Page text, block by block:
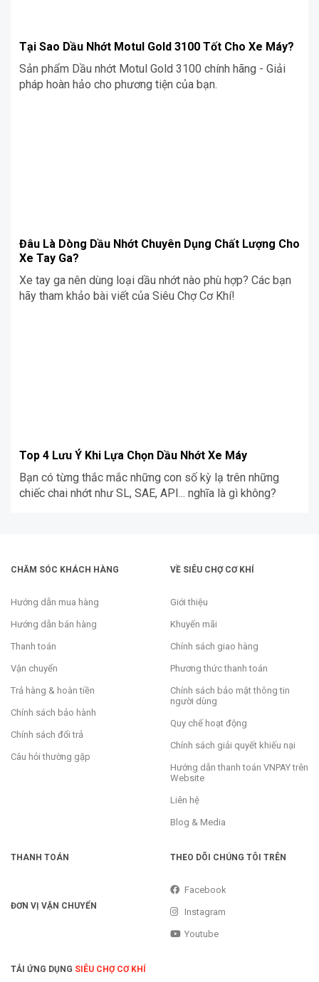
Tại Sao Dầu Nhớt Motul Gold 3100 Tốt Cho Xe Máy?
Sản phẩm Dầu nhớt Motul Gold 3100 chính hãng - Giải
pháp hoàn hảo cho phương tiện của bạn.
Đâu Là Dòng Dầu Nhớt Chuyên Dụng Chất Lượng Cho
Xe Tay Ga?
Xe tay ga nên dùng loại dầu nhớt nào phù hợp? Các bạn
hãy tham khảo bài viết của Siêu Chợ Cơ Khí!
Top 4 Lưu Ý Khi Lựa Chọn Dầu Nhớt Xe Máy
Bạn có từng thắc mắc những con số kỳ lạ trên những
chiếc chai nhớt như SL, SAE, API... nghĩa là gì không?
CHĂM SÓC KHÁCH HÀNG
Hướng dẫn mua hàng
Hướng dẫn bán hàng
Thanh toán
Vận chuyển
Trả hàng & hoàn tiền
Chính sách bảo hành
Chính sách đổi trả
Câu hỏi thường gặp
VỀ SIÊU CHỢ CƠ KHÍ
Giới thiệu
Khuyến mãi
Chính sách giao hàng
Phương thức thanh toán
Chính sách bảo mật thông tin
người dùng
Quy chế hoạt động
Chính sách giải quyết khiếu nại
Hướng dẫn thanh toán VNPAY trên
Website
Liên hệ
Blog & Media
THANH TOÁN
ĐƠN VỊ VẬN CHUYỂN
THEO DÕI CHÚNG TÔI TRÊN
Facebook
Instagram
Youtube
TẢI ỨNG DỤNG SIÊU CHỢ CƠ KHÍ